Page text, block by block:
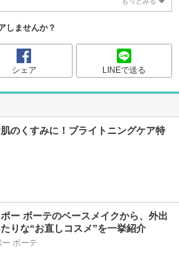
しませんか？
シェア LINEで送る
のくすみに！ブライトニングケア特
ー ボーテのベースメイクから、外出
りな“お直しコスメ”を一挙紹介
ボーテ